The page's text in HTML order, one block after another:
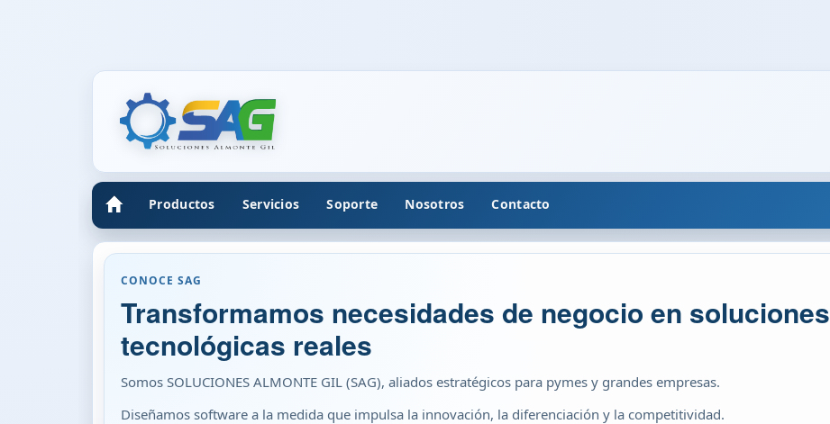
Productos Servicios Soporte Nosotros Contacto
CONOCE SAG
Transformamos necesidades de negocio en soluciones
tecnológicas reales
Somos SOLUCIONES ALMONTE GIL (SAG), aliados estratégicos para pymes y grandes empresas.
Diseñamos software a la medida que impulsa la innovación, la diferenciación y la competitividad.